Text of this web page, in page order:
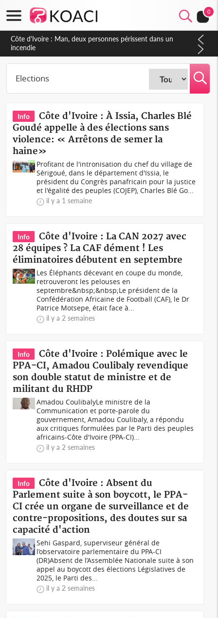
0
Côte d'Ivoire : Séileu, la célébration de la fête nationale
transformée en vaste campagne contre les produits
dépigmentants dangereux
Info
Côte d'Ivoire : À Issia, Charles Blé
Goudé appelle à des élections sans
violence: « Arrêtons de semer la
haine»
Profitant de l'intronisation du chef du village de
Sérigoué, dans le département d'Issia, le
président du Congrès panafricain pour la justice
et l'égalité des peuples (COJEP), Charles Blé Go...
il y a 1 semaine
Info
Côte d'Ivoire : La CAN 2027 avec
28 équipes ? La CAF dément ! Les
éliminatoires débutent en septembre
Les Éléphants décevant en coupe du monde,
retrouveront les pelouses en
septembre&nbsp;&nbsp;Le président de la
Confédération Africaine de Football (CAF), le Dr
Patrice Motsepe, était face à...
il y a 2 semaines
Info
Côte d'Ivoire : Polémique avec le
PPA-CI, Amadou Coulibaly revendique
son double statut de ministre et de
militant du RHDP
Amadou CoulibalyLe ministre de la
Communication et porte-parole du
gouvernement, Amadou Coulibaly, a répondu
aux critiques formulées par le Parti des peuples
africains-Côte d'Ivoire (PPA-CI)...
il y a 2 semaines
Info
Côte d'Ivoire : Absent du
Parlement suite à son boycott, le PPA-
CI crée un organe de surveillance et de
contre-propositions, des doutes sur sa
capacité d'action
Sehi Gaspard, superviseur général de
l’observatoire parlementaire du PPA-CI
(DR)Absent de l’Assemblée Nationale suite à son
appel au boycott des élections Législatives de
2025, le Parti des...
il y a 2 semaines